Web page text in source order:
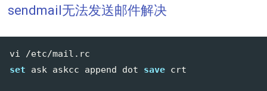
sendmail无法发送邮件解决
set ask askcc append dot save crt